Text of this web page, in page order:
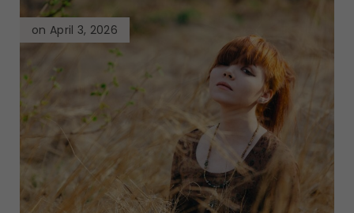
on April 3, 2026